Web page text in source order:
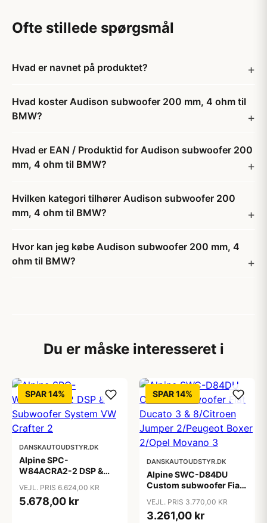
Ofte stillede spørgsmål
Hvad er navnet på produktet?
Hvad koster Audison subwoofer 200 mm, 4 ohm til
BMW?
Hvad er EAN / Produktid for Audison subwoofer 200
mm, 4 ohm til BMW?
Hvilken kategori tilhører Audison subwoofer 200
mm, 4 ohm til BMW?
Hvor kan jeg købe Audison subwoofer 200 mm, 4
ohm til BMW?
Du er måske interesseret i
SPAR 14%
DANSKAUTOUDSTYR.DK
Alpine SPC-
W84ACRA2-2 DSP &
Crafter 2
VEJL. PRIS 6.624,00 KR
5.678,00 kr
SPAR 14%
DANSKAUTOUDSTYR.DK
Alpine SWC-D84DU
Custom subwoofer Fiat
Jumper 2/Peugeot Boxer
2/Opel Movano 3
VEJL. PRIS 3.770,00 KR
3.261,00 kr